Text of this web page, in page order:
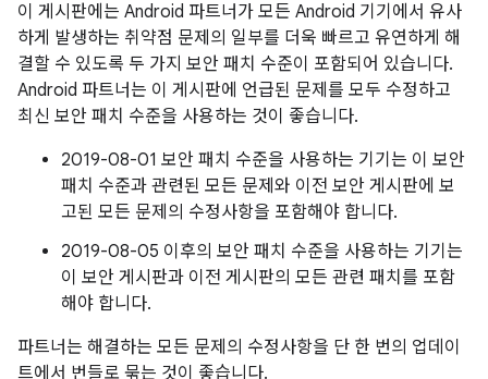
이 게시판에는 Android 파트너가 모든 Android 기기에서 유사
하게 발생하는 취약점 문제의 일부를 더욱 빠르고 유연하게 해
결할 수 있도록 두 가지 보안 패치 수준이 포함되어 있습니다.
Android 파트너는 이 게시판에 언급된 문제를 모두 수정하고
최신 보안 패치 수준을 사용하는 것이 좋습니다.
2019-08-01 보안 패치 수준을 사용하는 기기는 이 보안
패치 수준과 관련된 모든 문제와 이전 보안 게시판에 보
고된 모든 문제의 수정사항을 포함해야 합니다.
2019-08-05 이후의 보안 패치 수준을 사용하는 기기는
이 보안 게시판과 이전 게시판의 모든 관련 패치를 포함
해야 합니다.
파트너는 해결하는 모든 문제의 수정사항을 단 한 번의 업데이
트에서 번들로 묶는 것이 좋습니다.